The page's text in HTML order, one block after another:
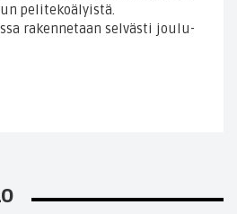
pelitekoälyistä.
rakennetaan selvästi joulu-